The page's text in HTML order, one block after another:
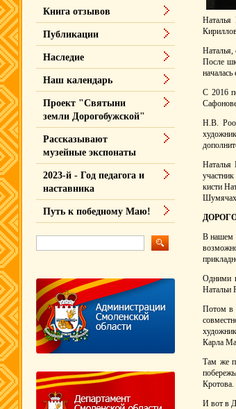
Наталья
Наталья,
После
началась
С 2016
Н.В.
Наталья
кисти
В нашем
Одними
Натальи
Потом в
Карла
Там же
Кротова.
И вот в
Книга отзывов
Публикации
Наследие
Наш календарь
Проект "Святыни
земли Дорогобужской"
Рассказывают
музейные экспонаты
2023-й - Год педагога и
наставника
Путь к победному Маю!